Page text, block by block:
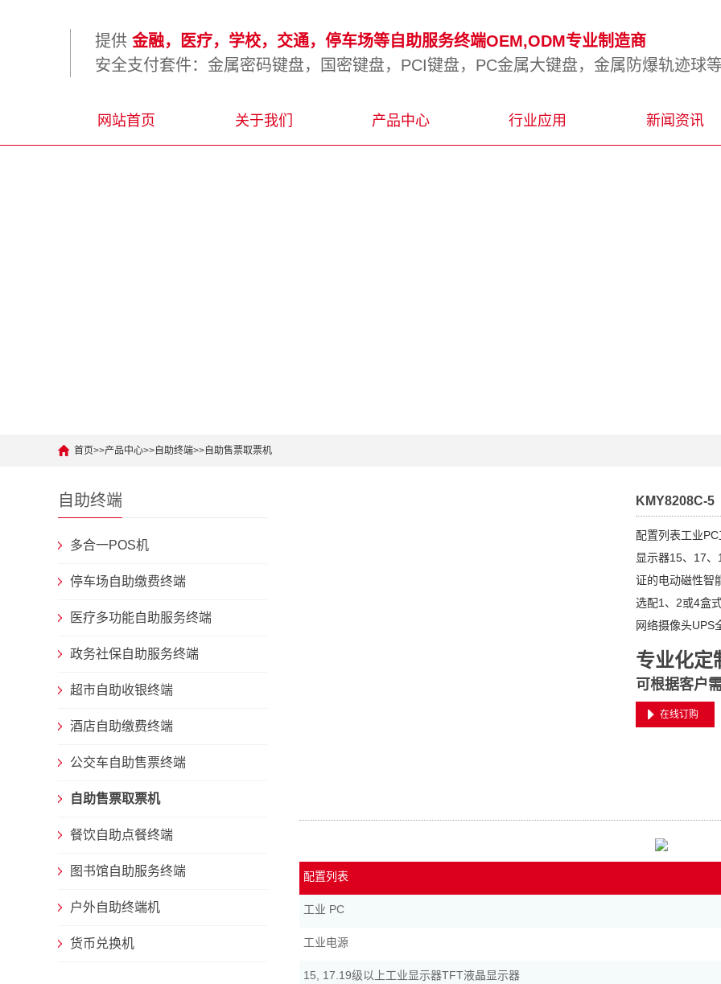
提供 金融，医疗，学校，交通，停车场等自助服务终端OEM,ODM专业制造商
安全支付套件：金属密码键盘，国密键盘，PCI键盘，PC金属大键盘，金属防爆轨迹球
网站首页 关于我们 产品中心 行业应用 新闻资讯
首页>>产品中心>>自助终端>>自助售票取票机
自助终端
多合一POS机
停车场自助缴费终端
医疗多功能自助服务终端
政务社保自助服务终端
超市自助收银终端
酒店自助缴费终端
公交车自助售票终端
自助售票取票机
餐饮自助点餐终端
图书馆自助服务终端
户外自助终端机
货币兑换机
KMY8208C-5
配置列表工业
显示器15、17
证的电动磁性智
选配1、2或4盒
网络摄像头UPS
专业化定
可根据客户
在线订购
配置列表
工业 PC
工业电源
15, 17.19级以上工业显示器TFT液晶显示器